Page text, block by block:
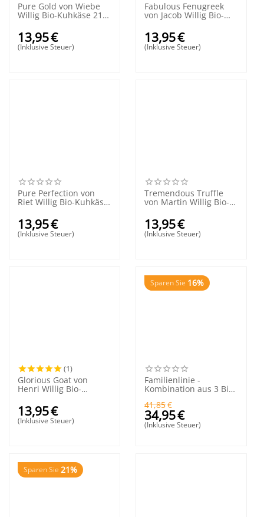
Pure Gold von Wiebe
Willig Bio-Kuhkäse 210
Gramm
13,95€
(Inklusive Steuer)
Fabulous Fenugreek
von Jacob Willig Bio-
Kuhkäse 210 Gramm
13,95€
(Inklusive Steuer)
Pure Perfection von
Riet Willig Bio-Kuhkäse
200 Gramm
13,95€
(Inklusive Steuer)
Tremendous Truffle
von Martin Willig Bio-
Kuhkäse 210 Gramm
13,95€
(Inklusive Steuer)
(1)
Glorious Goat von
Henri Willig Bio-
Ziegenkäse 210 Gramm
13,95€
(Inklusive Steuer)
Sparen Sie 16%
Familienlinie -
Kombination aus 3 Bio-
41,85€
34,95€
(Inklusive Steuer)
Sparen Sie 21%